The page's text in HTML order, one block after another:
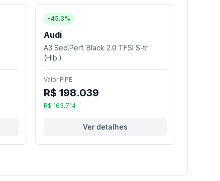
-45.3%
Audi
A3 Sed.Perf. Black 2.0 TFSI S-tr.
(Hib.)
Valor FIPE
R$ 198.039
R$ 163.714
Ver detalhes